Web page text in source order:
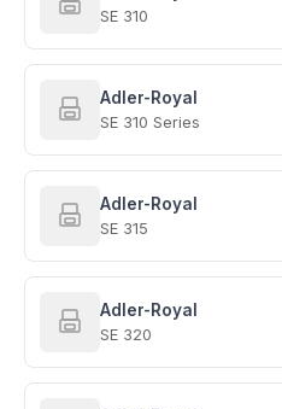
SE 310
Adler-Royal
SE 310 Series
Adler-Royal
SE 315
Adler-Royal
SE 320